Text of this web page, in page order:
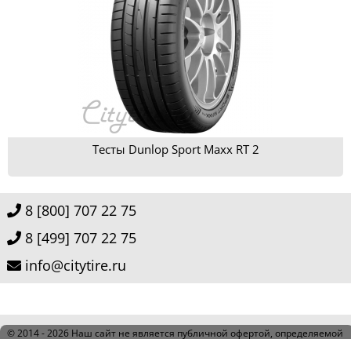
Тесты Dunlop Sport Maxx RT 2
8 [800] 707 22 75
8 [499] 707 22 75
info@citytire.ru
© 2014 - 2026 Наш сайт не является публичной офертой, определяемой